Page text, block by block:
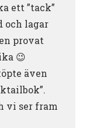
ett ”tack”
och lagar
provat
😉
även
vi ser fram